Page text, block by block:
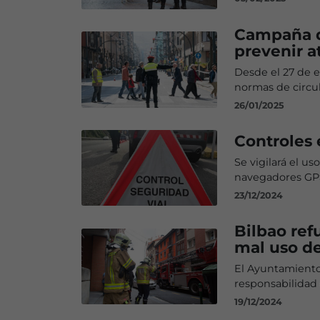
Campaña
prevenir
Desde el 27 de
normas de
26/01/2025
Controles
Se vigilará el
navegadores
23/12/2024
Bilbao
mal uso
El
19/12/2024